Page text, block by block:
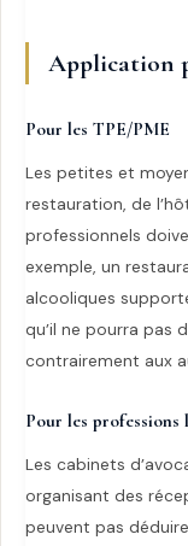
Application
Pour les TPE/PME
Les petites et
restauration, de
professionnels
exemple, un
alcooliques
qu’il ne pourra pas
contrairement aux
Pour les professions
Les cabinets
organisant des
peuvent pas